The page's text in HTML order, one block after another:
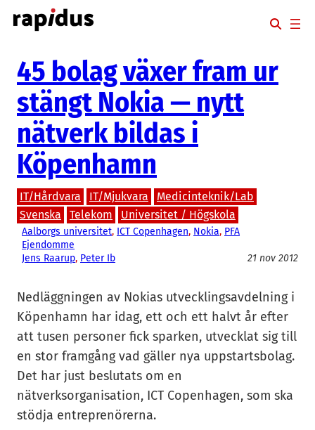
Hoppa
till
45 bolag växer fram ur
stängt Nokia — nytt
nätverk bildas i
Köpenhamn
IT/Hårdvara IT/Mjukvara
Medicinteknik/Lab
Svenska
Telekom Universitet / Högskola
Aalborgs universitet, ICT Copenhagen, Nokia, PFA
Ejendomme
Jens Raarup, Peter Ib 21 nov 2012
Nedläggningen av Nokias utvecklingsavdelning i
Köpenhamn har idag, ett och ett halvt år efter
att tusen personer fick sparken, utvecklat sig till
en stor framgång vad gäller nya uppstartsbolag.
Det har just beslutats om en
nätverksorganisation, ICT Copenhagen, som ska
stödja entreprenörerna.